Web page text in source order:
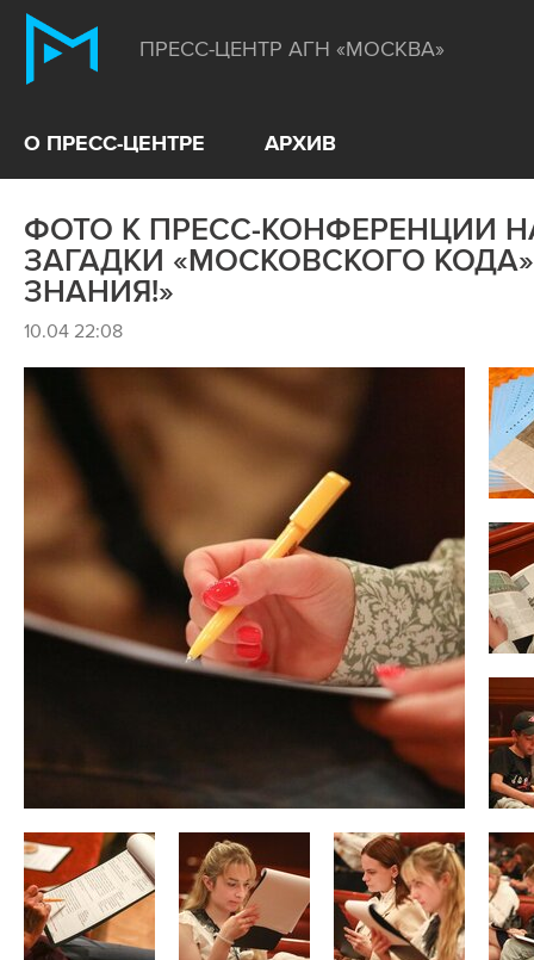
ПРЕСС-ЦЕНТР АГН «МОСКВА»
О ПРЕСС-ЦЕНТРЕ АРХИВ
ФОТО К ПРЕСС-КОНФЕРЕНЦИИ
ЗАГАДКИ «МОСКОВСКОГО
ЗНАНИЯ!»
10.04 22:08